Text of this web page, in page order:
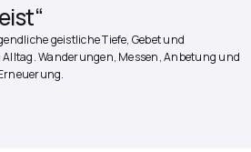
geistliche Tiefe, Gebet und
Wanderungen, Messen, Anbetung und